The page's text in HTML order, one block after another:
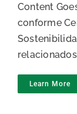
Content
conforme
relacionados
Learn More